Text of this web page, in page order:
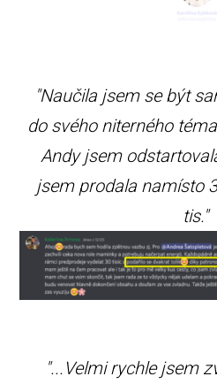
"Naučila jsem se být
do svého niterného
Andy jsem
jsem prodala namísto
tis."
"...Velmi rychle jsem